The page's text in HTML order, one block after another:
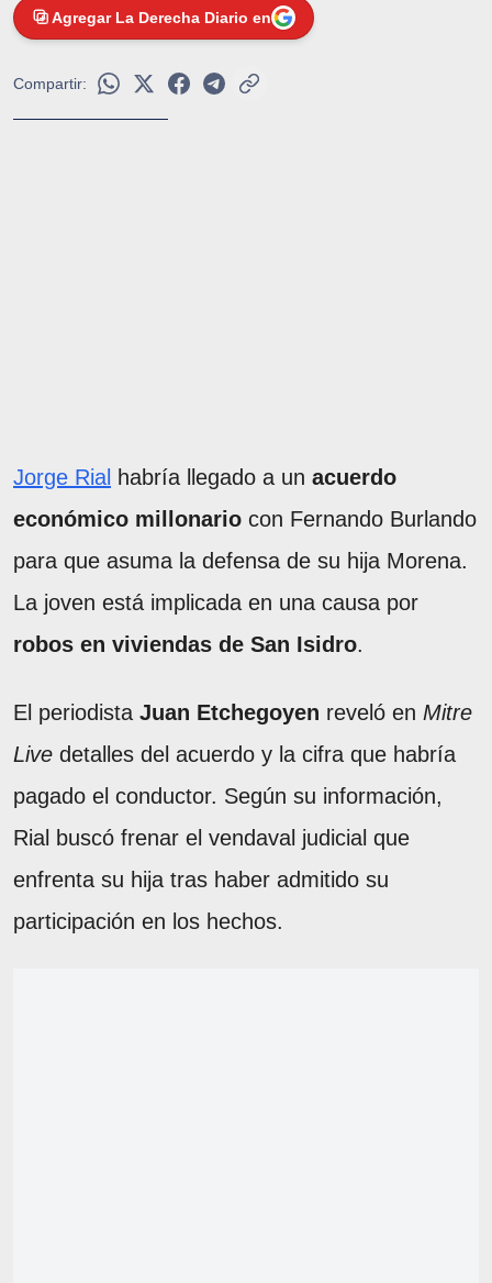
Agregar La Derecha Diario en
Compartir:
Jorge Rial habría llegado a un acuerdo
económico millonario con Fernando Burlando
para que asuma la defensa de su hija Morena.
La joven está implicada en una causa por
robos en viviendas de San Isidro.
El periodista Juan Etchegoyen reveló en Mitre
Live detalles del acuerdo y la cifra que habría
pagado el conductor. Según su información,
Rial buscó frenar el vendaval judicial que
enfrenta su hija tras haber admitido su
participación en los hechos.